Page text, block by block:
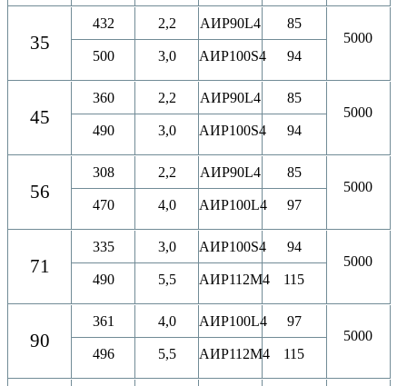
35
432
500
2,2
3,0
АИР90L4
АИР100S4
85
94
5000
45
360
490
2,2
3,0
АИР90L4
АИР100S4
85
94
5000
56
308
470
2,2
4,0
АИР90L4
АИР100L4
85
97
5000
71
335
490
3,0
5,5
АИР100S4
АИР112M4
94
115
5000
90
361
496
4,0
5,5
АИР100L4
АИР112M4
97
115
5000